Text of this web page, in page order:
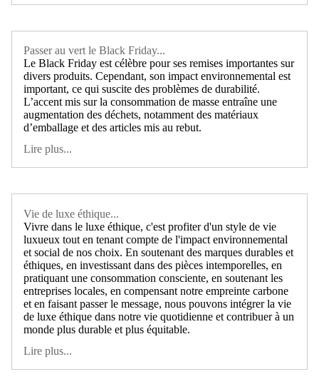
Passer au vert le Black Friday...
Le Black Friday est célèbre pour ses remises importantes sur
divers produits. Cependant, son impact environnemental est
important, ce qui suscite des problèmes de durabilité.
L’accent mis sur la consommation de masse entraîne une
augmentation des déchets, notamment des matériaux
d’emballage et des articles mis au rebut.
Lire plus...
Vie de luxe éthique...
Vivre dans le luxe éthique, c'est profiter d'un style de vie
luxueux tout en tenant compte de l'impact environnemental
et social de nos choix. En soutenant des marques durables et
éthiques, en investissant dans des pièces intemporelles, en
pratiquant une consommation consciente, en soutenant les
entreprises locales, en compensant notre empreinte carbone
et en faisant passer le message, nous pouvons intégrer la vie
de luxe éthique dans notre vie quotidienne et contribuer à un
monde plus durable et plus équitable.
Lire plus...